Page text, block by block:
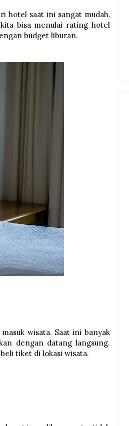
hotel saat ini sangat mudah,
bisa menulai rating hotel
budget liburan.
wisata. Saat ini banyak
dengan datang langsung.
tiket di lokasi wisata.